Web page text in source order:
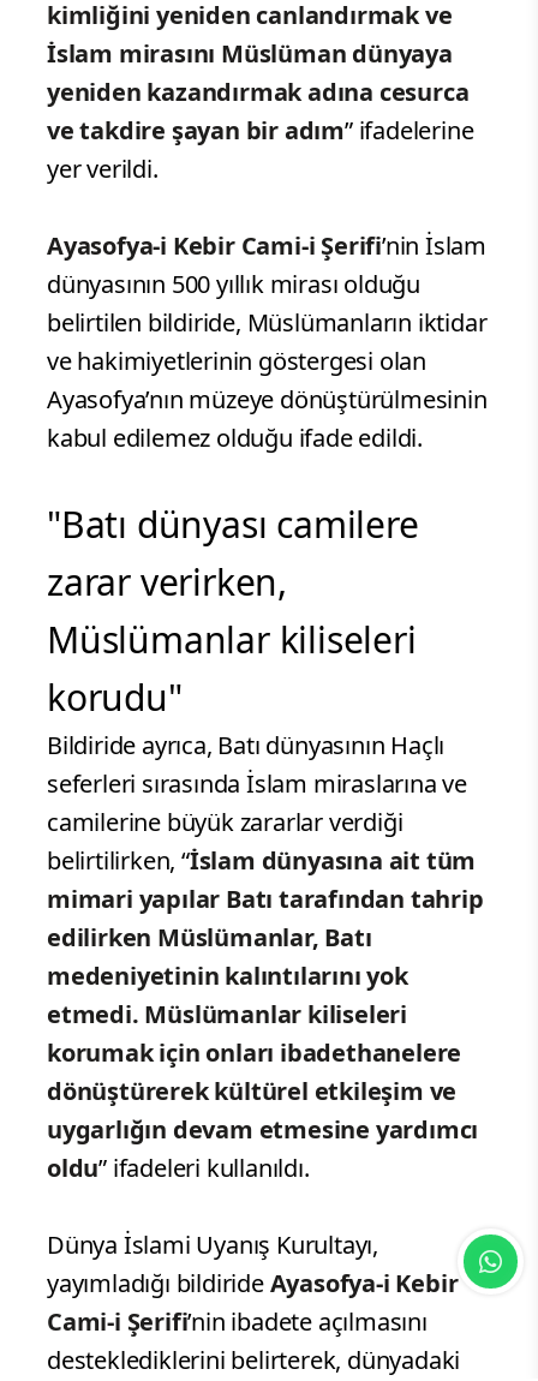
kimliğini yeniden canlandırmak ve
İslam mirasını Müslüman dünyaya
yeniden kazandırmak adına cesurca
ve takdire şayan bir adım” ifadelerine
yer verildi.
Ayasofya-i Kebir Cami-i Şerifi’nin İslam
dünyasının 500 yıllık mirası olduğu
belirtilen bildiride, Müslümanların iktidar
ve hakimiyetlerinin göstergesi olan
Ayasofya’nın müzeye dönüştürülmesinin
kabul edilemez olduğu ifade edildi.
"Batı dünyası camilere
zarar verirken,
Müslümanlar kiliseleri
korudu"
Bildiride ayrıca, Batı dünyasının Haçlı
seferleri sırasında İslam miraslarına ve
camilerine büyük zararlar verdiği
belirtilirken, “İslam dünyasına ait tüm
mimari yapılar Batı tarafından tahrip
edilirken Müslümanlar, Batı
medeniyetinin kalıntılarını yok
etmedi. Müslümanlar kiliseleri
korumak için onları ibadethanelere
dönüştürerek kültürel etkileşim ve
uygarlığın devam etmesine yardımcı
oldu” ifadeleri kullanıldı.
Dünya İslami Uyanış Kurultayı,
yayımladığı bildirideAyasofya-i Kebir
Cami-i Şerifi’nin ibadete açılmasını
desteklediklerini belirterek, dünyadaki